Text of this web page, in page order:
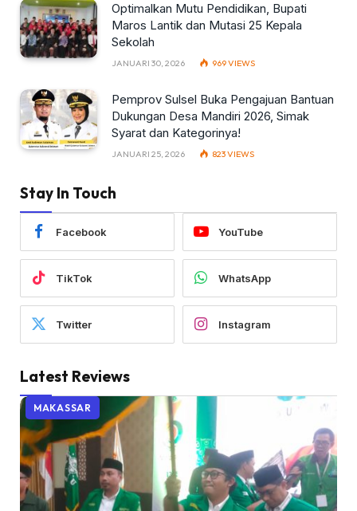
Optimalkan Mutu Pendidikan, Bupati
Maros Lantik dan Mutasi 25 Kepala
Sekolah
JANUARI 30, 2026 969VIEWS
Pemprov Sulsel Buka Pengajuan Bantuan
Dukungan Desa Mandiri 2026, Simak
Syarat dan Kategorinya!
JANUARI 25, 2026 823VIEWS
Stay In Touch
Facebook YouTube
TikTok WhatsApp
Twitter Instagram
Latest Reviews
MAKASSAR